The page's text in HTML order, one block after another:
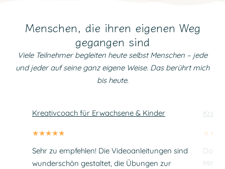
Menschen, die ihren eigenen Weg
gegangen sind
Viele Teilnehmer begleiten heute selbst Menschen – jede
und jeder auf seine ganz eigene Weise. Das berührt mich
bis heute.
Kreativcoach für Erwachsene & Kinder
Sehr zu empfehlen! Die Videoanleitungen sind
wunderschön gestaltet, die Übungen zur
Mit